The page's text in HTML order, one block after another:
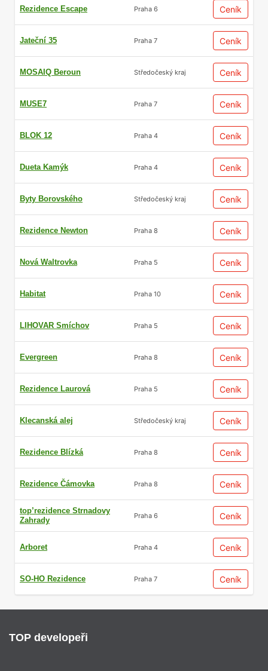
Rezidence Escape Praha 6 Ceník
Jateční 35 Praha 7 Ceník
MOSAIQ Beroun Středočeský kraj Ceník
MUSE7 Praha 7 Ceník
BLOK 12 Praha 4 Ceník
Dueta Kamýk Praha 4 Ceník
Byty Borovského Středočeský kraj Ceník
Rezidence Newton Praha 8 Ceník
Nová Waltrovka Praha 5 Ceník
Habitat Praha 10 Ceník
LIHOVAR Smíchov Praha 5 Ceník
Evergreen Praha 8 Ceník
Rezidence Laurová Praha 5 Ceník
Klecanská alej Středočeský kraj Ceník
Rezidence Blízká Praha 8 Ceník
Rezidence Čámovka Praha 8 Ceník
top’rezidence Strnadovy
Zahrady
Praha 6 Ceník
Arboret Praha 4 Ceník
SO-HO Rezidence Praha 7 Ceník
TOP developeři